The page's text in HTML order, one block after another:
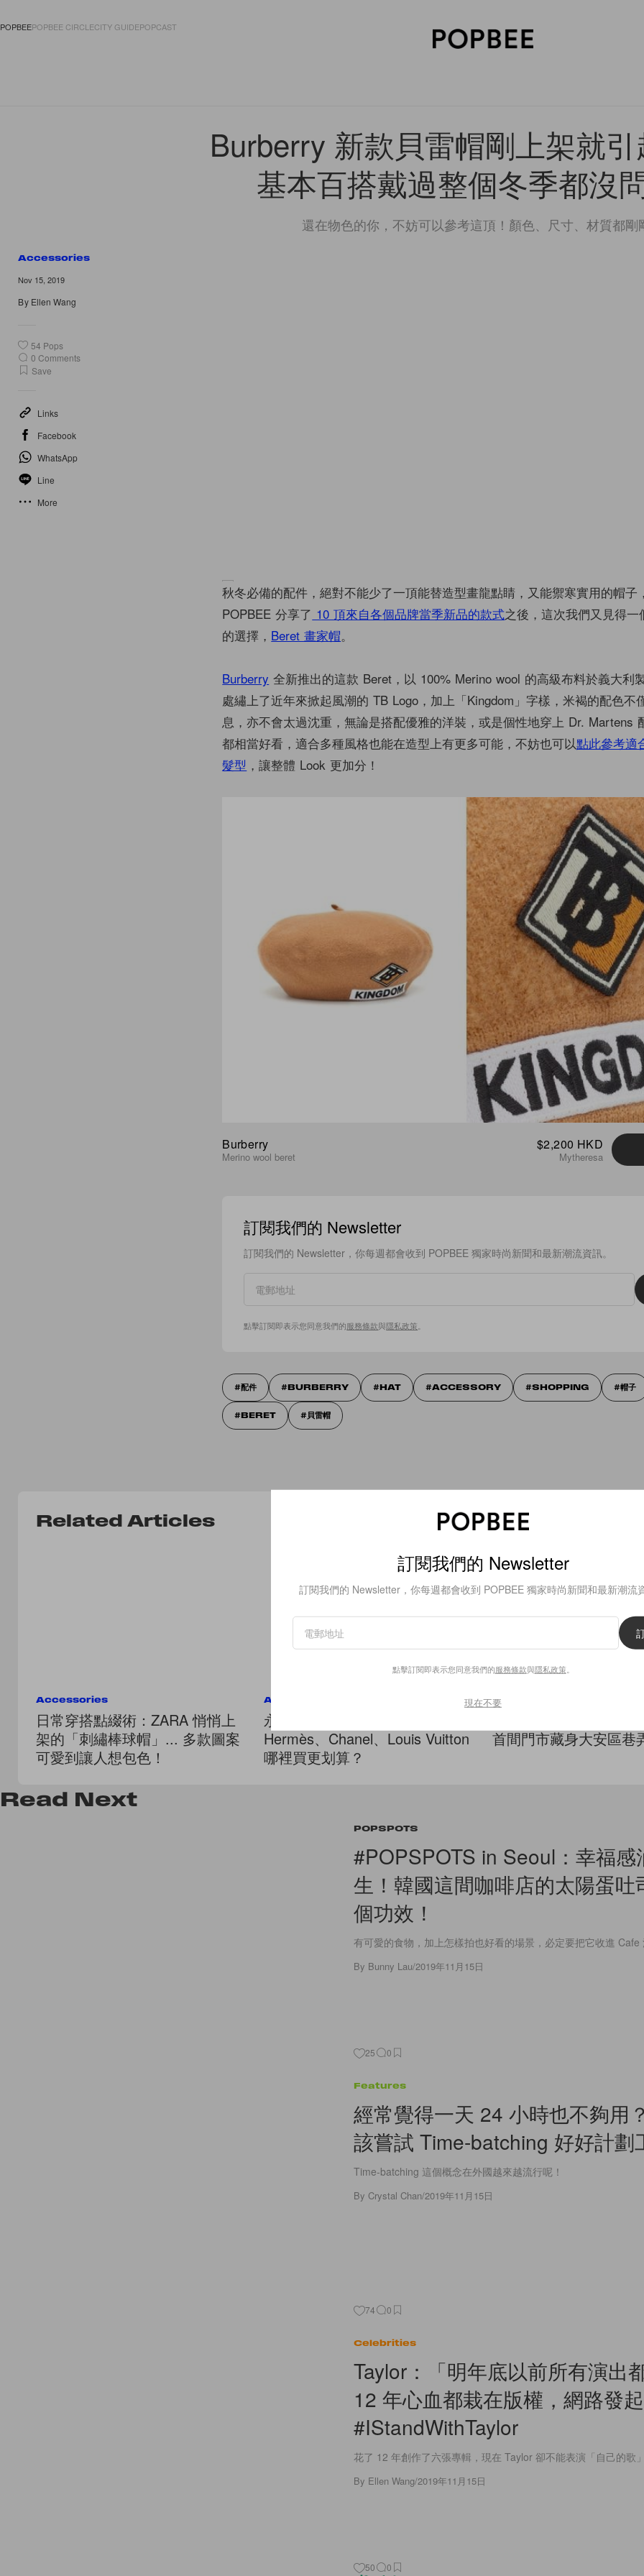
POPBEEPOPBEE CIRCLECITY GUIDEPOPCAST
Burberry 新款貝雷帽剛上架就引
基本百搭戴過整個冬季都沒
還在物色的你，不妨可以參考這頂！顏色、尺寸、材質都剛
Accessories
Nov 15, 2019
By Ellen Wang
54 Pops
0 Comments
Save
Links
Facebook
WhatsApp
Line
More
秋冬必備的配件，絕對不能少了一頂能替造型畫龍點睛，又能禦寒實用的帽子
POPBEE 分享了 10 頂來自各個品牌當季新品的款式之後，這次我們又見得一
的選擇， Beret 畫家帽。
Burberry 全新推出的這款 Beret，以 100% Merino wool 的高級布料於義大利
處繡上了近年來掀起風潮的 TB Logo，加上「Kingdom」字樣，米褐的配色不
息，亦不會太過沈重，無論是搭配優雅的洋裝，或是個性地穿上 Dr. Martens
都相當好看，適合多種風格也能在造型上有更多可能，不妨也可以點此參考適
髮型 ，讓整體 Look 更加分！
Burberry
Merino wool beret
$2,200 HKD
Mytheresa
訂閱我們的 Newsletter
訂閱我們的 Newsletter，你每週都會收到 POPBEE 獨家時尚新聞和最新潮流資訊。
點擊訂閱即表示您同意我們的服務條款與隱私政策。
配件 BURBERRY HAT ACCESSORY SHOPPING 帽子
BERET 貝雷帽
Related Articles
Accessories
日常穿搭點綴術：ZARA 悄悄上
架的「刺繡棒球帽」... 多款圖案
可愛到讓人想包色！
Accessories
永久保存版：一篇文章畫重點，
Hermès、Chanel、Louis Vuitton
哪裡買更划算？
Features
首間門市藏身大安區巷
Read Next
POPSPOTS
#POPSPOTS in Seoul：幸福感
生！韓國這間咖啡店的太陽蛋吐
個功效！
有可愛的食物，加上怎樣拍也好看的場景，必定要把它收進 Cafe
By Bunny Lau/2019年11月15日
25 0
Features
經常覺得一天 24 小時也不夠用
該嘗試 Time-batching 好好計劃
Time-batching 這個概念在外國越來越流行呢！
By Crystal Chan/2019年11月15日
74 0
Celebrities
Taylor：「明年底以前所有演出
12 年心血都栽在版權，網路發起
#IStandWithTaylor
花了 12 年創作了六張專輯，現在 Taylor 卻不能表演「自己的歌
By Ellen Wang/2019年11月15日
50 0
訂閱我們的 Newsletter
訂閱我們的 Newsletter，你每週都會收到 POPBEE 獨家時尚新聞和最新潮流資
點擊訂閱即表示您同意我們的服務條款與隱私政策。
現在不要